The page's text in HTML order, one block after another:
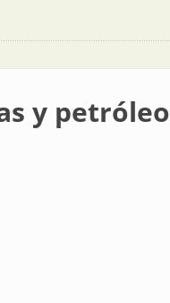
y petróleo